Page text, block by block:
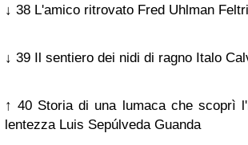
↓ 38 L'amico ritrovato Fred Uhlman
↓ 39 Il sentiero dei nidi di ragno Italo
↑ 40 Storia di una lumaca che scoprì
lentezza Luis Sepúlveda Guanda